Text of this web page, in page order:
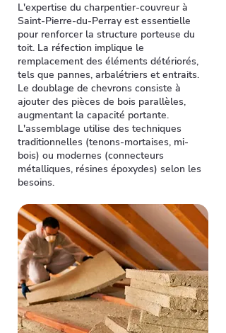
L'expertise du charpentier-couvreur à
Saint-Pierre-du-Perray est essentielle
pour renforcer la structure porteuse du
toit. La réfection implique le
remplacement des éléments détériorés,
tels que pannes, arbalétriers et entraits.
Le doublage de chevrons consiste à
ajouter des pièces de bois parallèles,
augmentant la capacité portante.
L'assemblage utilise des techniques
traditionnelles (tenons-mortaises, mi-
bois) ou modernes (connecteurs
métalliques, résines époxydes) selon les
besoins.